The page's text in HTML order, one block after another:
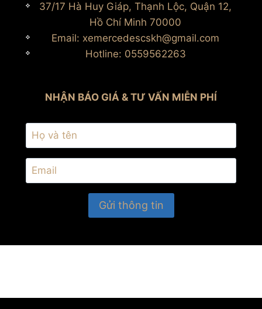
37/17 Hà Huy Giáp, Thạnh Lộc, Quận 12,
Hồ Chí Minh 70000
Email: xemercedescskh@gmail.com
Hotline: 0559562263
NHẬN BÁO GIÁ & TƯ VẤN MIỄN PHÍ